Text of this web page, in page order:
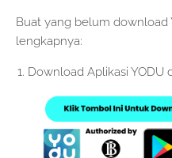
Buat yang belum download
lengkapnya:
Download Aplikasi YODU